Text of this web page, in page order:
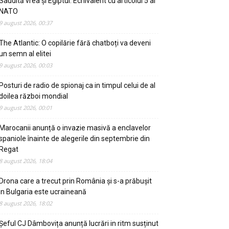
august 2026, 00:37
Atlantic: O copilărie fără chatboți va deveni
semn al elitei
august 2026, 00:03
de radio de spionaj ca in timpul celui de al
război mondial
august 2026, 00:01
anunță o invazie masivă a enclavelor
înainte de alegerile din septembrie din
august 2026, 18:04
care a trecut prin România și s-a prăbușit
Bulgaria este ucraineană
august 2026, 18:02
CJ Dâmbovița anunță lucrări in ritm susținut